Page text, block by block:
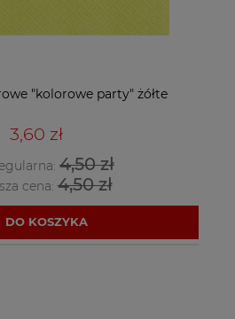
"kolorowe party" żółte
3,60 zł
4,50 zł
cena:4,50 zł
DO KOSZYKA